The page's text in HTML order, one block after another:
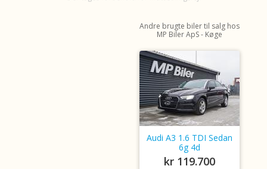
Andre brugte biler til salg hos
MP Biler ApS - Køge
Audi A3 1.6 TDI Sedan
6g 4d
kr 119.700